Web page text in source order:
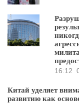
16:12
Китай уделяет
развитию как